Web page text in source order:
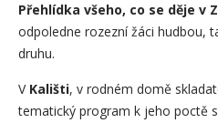
Přehlídka všeho, co se děje v
odpoledne rozezní žáci hudbou,
druhu.
V Kališti, v rodném domě
tematický program k jeho poctě